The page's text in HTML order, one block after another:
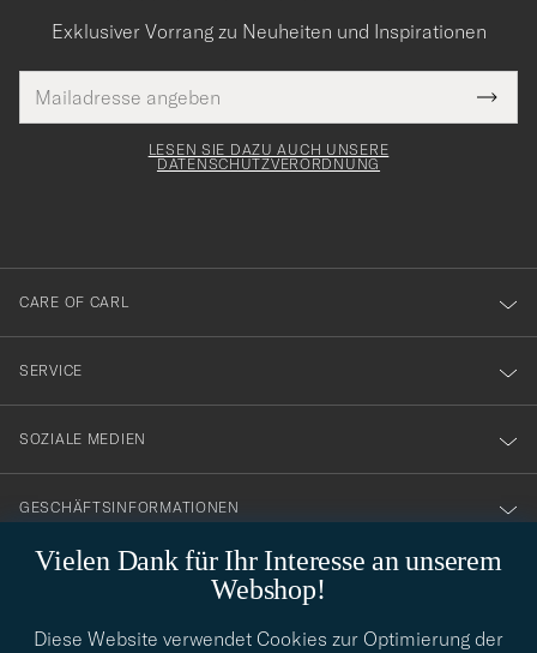
Vielen Dank für Ihr Interesse an unserem
Webshop!
Diese Website verwendet Cookies zur Optimierung der
Exklusiver Vorrang zu Neuheiten und Inspirationen
Mail
Adresse
Tack
för
dig
till
vårt
nyhetsbrev!
LESEN SIE DAZU AUCH UNSERE
DATENSCHUTZVERORDNUNG
CARE OF CARL
SERVICE
SOZIALE MEDIEN
GESCHÄFTSINFORMATIONEN